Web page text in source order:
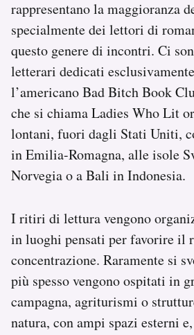
rappresentano la maggioranza
specialmente dei lettori di
questo genere di incontri. Ci
letterari dedicati
l’americano Bad Bitch Book
che si chiama Ladies Who Lit
lontani, fuori dagli Stati Uniti,
in Emilia-Romagna, alle isole
Norvegia o a Bali in Indonesia.
I ritiri di lettura vengono
in luoghi pensati per favorire il
concentrazione. Raramente si
più spesso vengono ospitati in
campagna, agriturismi o
natura, con ampi spazi esterni